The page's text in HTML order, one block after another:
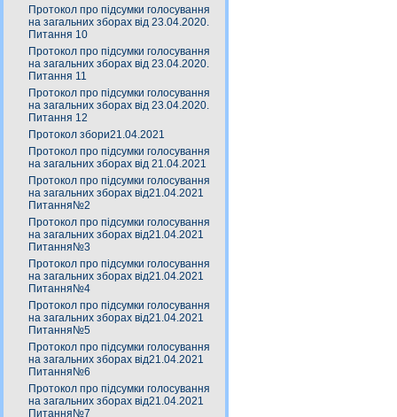
Протокол про підсумки голосування
на загальних зборах від 23.04.2020.
Питання 10
Протокол про підсумки голосування
на загальних зборах від 23.04.2020.
Питання 11
Протокол про підсумки голосування
на загальних зборах від 23.04.2020.
Питання 12
Протокол збори21.04.2021
Протокол про підсумки голосування
на загальних зборах від 21.04.2021
Протокол про підсумки голосування
на загальних зборах від21.04.2021
Питання№2
Протокол про підсумки голосування
на загальних зборах від21.04.2021
Питання№3
Протокол про підсумки голосування
на загальних зборах від21.04.2021
Питання№4
Протокол про підсумки голосування
на загальних зборах від21.04.2021
Питання№5
Протокол про підсумки голосування
на загальних зборах від21.04.2021
Питання№6
Протокол про підсумки голосування
на загальних зборах від21.04.2021
Питання№7